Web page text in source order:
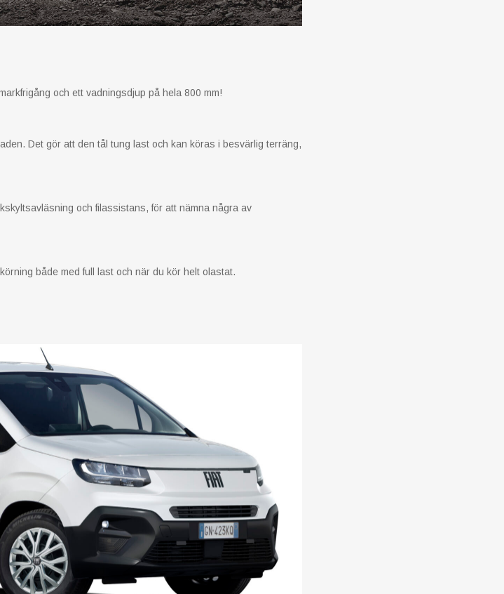
och ett vadningsdjup på hela 800 mm!
Det gör att den tål tung last och kan köras i besvärlig terräng,
och filassistans, för att nämna några av
både med full last och när du kör helt olastat.